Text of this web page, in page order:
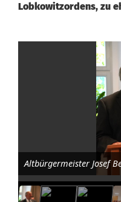
Lobkowitzordens, zu
n
ä